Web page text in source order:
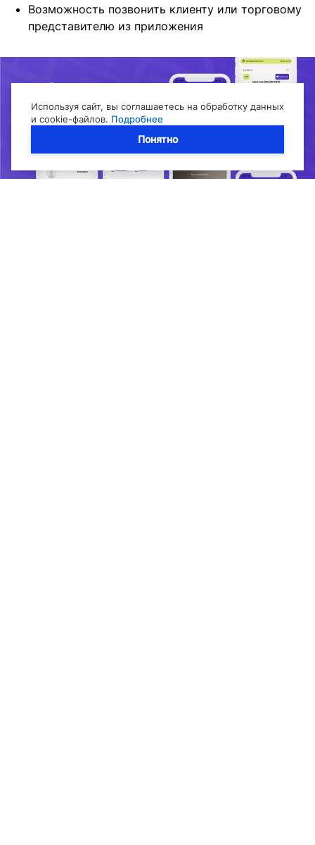
Возможность позвонить клиенту или торговому
представителю из приложения
Используя сайт, вы соглашаетесь на обработку данных
и cookie-файлов. Подробнее
Понятно